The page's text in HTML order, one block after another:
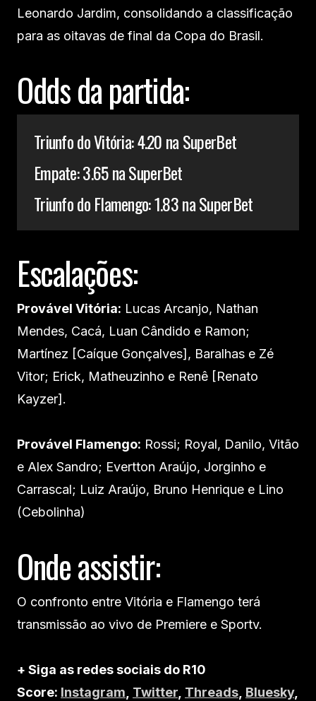
Leonardo Jardim, consolidando a classificação
para as oitavas de final da Copa do Brasil.
Odds da partida:
Triunfo do Vitória: 4.20 na SuperBet
Empate: 3.65 na SuperBet
Triunfo do Flamengo: 1.83 na SuperBet
Escalações:
Provável Vitória: Lucas Arcanjo, Nathan
Mendes, Cacá, Luan Cândido e Ramon;
Martínez [Caíque Gonçalves], Baralhas e Zé
Vitor; Erick, Matheuzinho e Renê [Renato
Kayzer].
Provável Flamengo: Rossi; Royal, Danilo, Vitão
e Alex Sandro; Evertton Araújo, Jorginho e
Carrascal; Luiz Araújo, Bruno Henrique e Lino
(Cebolinha)
Onde assistir:
O confronto entre Vitória e Flamengo terá
transmissão ao vivo de Premiere e Sportv.
+ Siga as redes sociais do R10
Score: Instagram Twitter Threads Bluesky,